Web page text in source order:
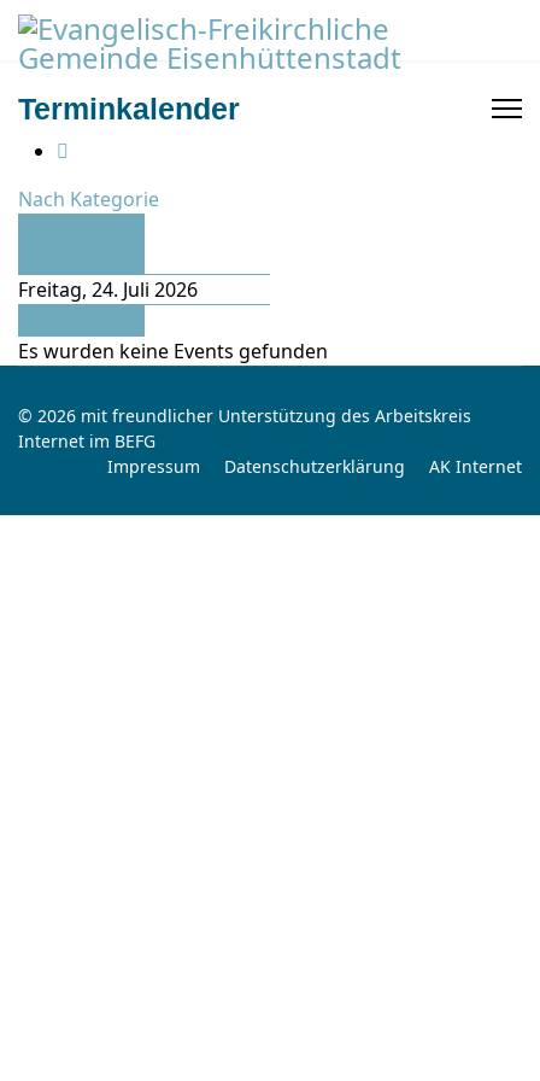
Terminkalender
Nach Kategorie
Freitag, 24. Juli 2026
Es wurden keine Events gefunden
© 2026 mit freundlicher Unterstützung des Arbeitskreis
Internet im BEFG
Impressum
Datenschutzerklärung AK Internet